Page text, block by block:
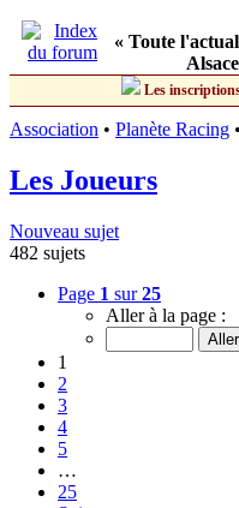
« Toute
Les
Association • Planète Racing •
Les Joueurs
Nouveau sujet
482 sujets
Page 1 sur25
Aller à la page :
1
2
3
4
5
…
25